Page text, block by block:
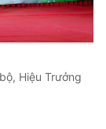
Hiệu Trưởng